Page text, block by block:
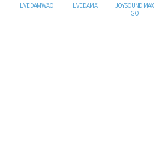
LIVE DAM WAO LIVE DAM Ai
JOYSOUND MAX
GO